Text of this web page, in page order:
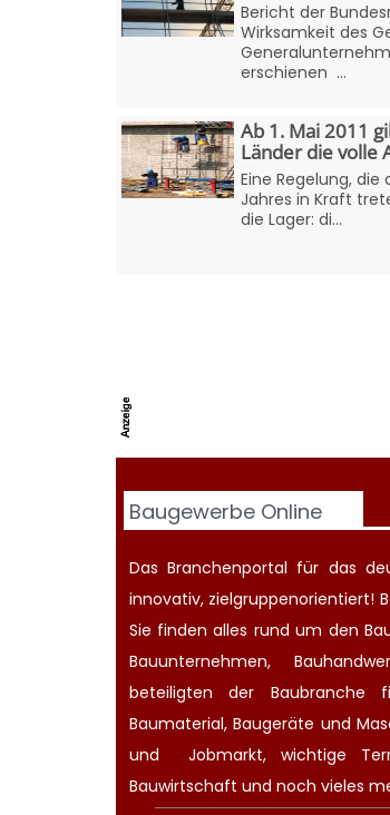
Bericht der
Wirksamkeit des
erschienen ...
Ab 1. Mai 2011
Länder die volle
Eine Regelung, die
Jahres in Kraft
die Lager: di...
Baugewerbe Online
Das Branchenportal für das
innovativ, zielgruppenorientiert!
Sie finden alles rund um den
Bauunternehmen,
beteiligten der Baubranche
Baumaterial,Baugeräte und
und Jobmarkt, wichtige
Bauwirtschaft und noch vieles